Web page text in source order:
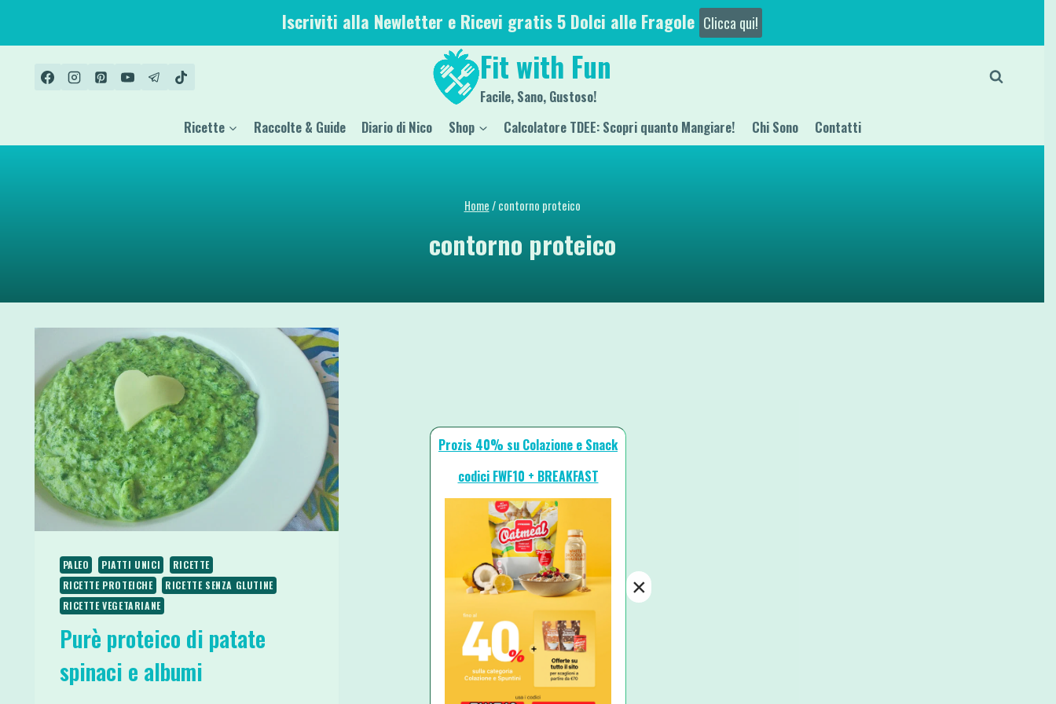
contenuto
Iscriviti alla Newletter e Ricevi gratis 5 Dolci alle Fragole Clicca qui!
Fit with Fun
Facile, Sano, Gustoso!
Ricette Raccolte & Guide Diario di Nico Shop Calcolatore TDEE: Scopri quanto Mangiare! Chi Sono Contatti
Home/ contorno proteico
contorno proteico
PALEO PIATTI UNICI
RICETTE
RICETTE PROTEICHE
RICETTE SENZA GLUTINE
RICETTE VEGETARIANE
Purè proteico di patate
spinaci e albumi
Prozis 40% su Colazione e Snack
codici FWF10 + BREAKFAST
×